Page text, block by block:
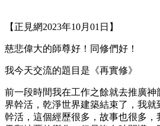
【正見網2023年10月01日】
慈悲偉大的師尊好！同修們好！
我今天交流的題目是《再實修》
前一段時間我在工作之餘就去推廣
界幹活，乾淨世界建築結束了，我
幹活，這個經歷很多，故事也很多